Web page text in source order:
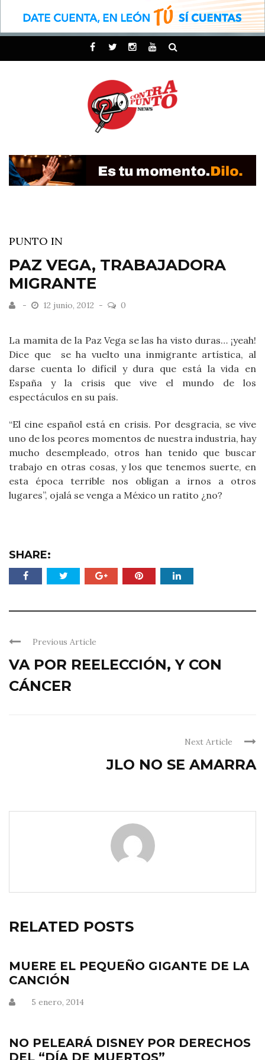
PUNTO IN
PAZ VEGA, TRABAJADORA
MIGRANTE
12 junio, 2012 0
La mamita de la Paz Vega se las ha visto duras… ¡yeah!
Dice que se ha vuelto una inmigrante artística, al
darse cuenta lo difícil y dura que está la vida en
España y la crisis que vive el mundo de los
espectáculos en su país.
“El cine español está en crisis. Por desgracia, se vive
uno de los peores momentos de nuestra industria, hay
mucho desempleado, otros han tenido que buscar
trabajo en otras cosas, y los que tenemos suerte, en
esta época terrible nos obligan a irnos a otros
lugares”, ojalá se venga a México un ratito ¿no?
SHARE:
Previous Article
VA POR REELECCIÓN, Y CON
CÁNCER
Next Article
JLO NO SE AMARRA
RELATED POSTS
MUERE EL PEQUEÑO GIGANTE DE LA
CANCIÓN
5 enero, 2014
NO PELEARÁ DISNEY POR DERECHOS
DEL “DÍA DE MUERTOS”